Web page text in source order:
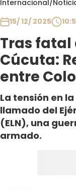
Internacional/
15/ 12/ 2025
Tras
Cúcuta:
entre
La tensión en
llamado del
(ELN), una
armado.
Club De La
Contigo en
Plan Perfecto
El Tiempo
Sabingo
Todos Los